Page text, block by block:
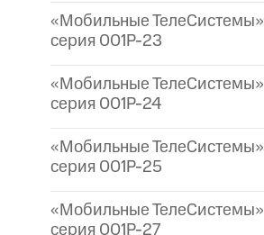
«Мобильные ТелеСистемы»
серия 001P-23
«Мобильные ТелеСистемы»
серия 001P-24
«Мобильные ТелеСистемы»
серия 001P-25
«Мобильные ТелеСистемы»